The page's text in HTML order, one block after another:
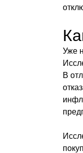
Уже
В